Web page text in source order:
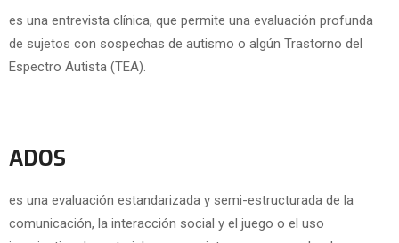
es una entrevista clínica, que permite una evaluación profunda
de sujetos con sospechas de autismo o algún Trastorno del
Espectro Autista (TEA).
ADOS
es una evaluación estandarizada y semi-estructurada de la
comunicación, la interacción social y el juego o el uso